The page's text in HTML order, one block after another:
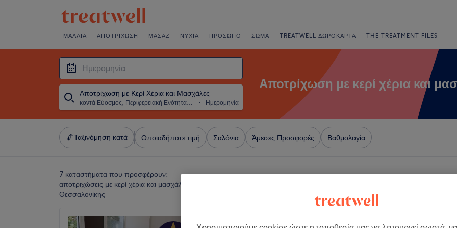
ΜΑΛΛΙΆ ΑΠΟΤΡΊΧΩΣΗ ΜΑΣΆΖ ΝΎΧΙΑ ΠΡΌΣΩΠΟ ΣΏΜΑ TREATWELL ΔΩΡΟΚΆΡΤΑ THE TREATMENT FILES
Αποτρίχωση με Κερί Χέρια και Μασχάλες
κοντά Εύοσμος, Περιφερειακή Ενότητα Θεσσαλονίκης ・ Ημερομηνία
Αποτρίχωση με κερί χέρια και
Ταξινόμηση κατά Οποιαδήποτε τιμή Σαλόνια Άμεσες Προσφορές Βαθμολογία
7 καταστήματα που προσφέρουν:
αποτριχώσεις με κερί χέρια και μασχάλες κοντά Εύοσμος, Περιφερειακή Ενότητα
Θεσσαλονίκης
Elysian Beauty Salon